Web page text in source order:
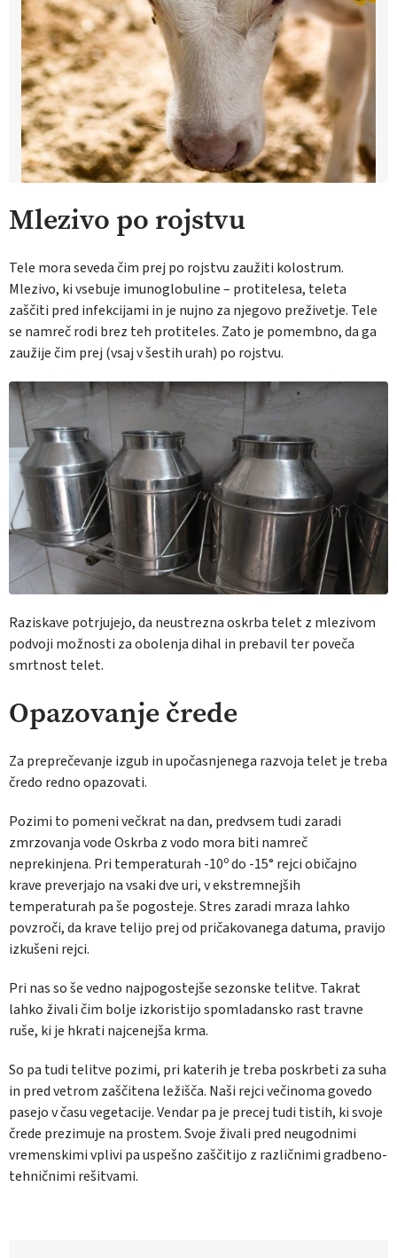
Mlezivo po rojstvu
Tele mora seveda čim prej po rojstvu zaužiti kolostrum.
Mlezivo, ki vsebuje imunoglobuline – protitelesa, teleta
zaščiti pred infekcijami in je nujno za njegovo preživetje. Tele
se namreč rodi brez teh protiteles. Zato je pomembno, da ga
zaužije čim prej (vsaj v šestih urah) po rojstvu.
Raziskave potrjujejo, da neustrezna oskrba telet z mlezivom
podvoji možnosti za obolenja dihal in prebavil ter poveča
smrtnost telet.
Opazovanje črede
Za preprečevanje izgub in upočasnjenega razvoja telet je treba
čredo redno opazovati.
Pozimi to pomeni večkrat na dan, predvsem tudi zaradi
zmrzovanja vode Oskrba z vodo mora biti namreč
neprekinjena. Pri temperaturah -10º do -15° rejci običajno
krave preverjajo na vsaki dve uri, v ekstremnejših
temperaturah pa še pogosteje. Stres zaradi mraza lahko
povzroči, da krave telijo prej od pričakovanega datuma, pravijo
izkušeni rejci.
Pri nas so še vedno najpogostejše sezonske telitve. Takrat
lahko živali čim bolje izkoristijo spomladansko rast travne
ruše, ki je hkrati najcenejša krma.
So pa tudi telitve pozimi, pri katerih je treba poskrbeti za suha
in pred vetrom zaščitena ležišča. Naši rejci večinoma govedo
pasejo v času vegetacije. Vendar pa je precej tudi tistih, ki svoje
črede prezimuje na prostem. Svoje živali pred neugodnimi
vremenskimi vplivi pa uspešno zaščitijo z različnimi gradbeno-
tehničnimi rešitvami.